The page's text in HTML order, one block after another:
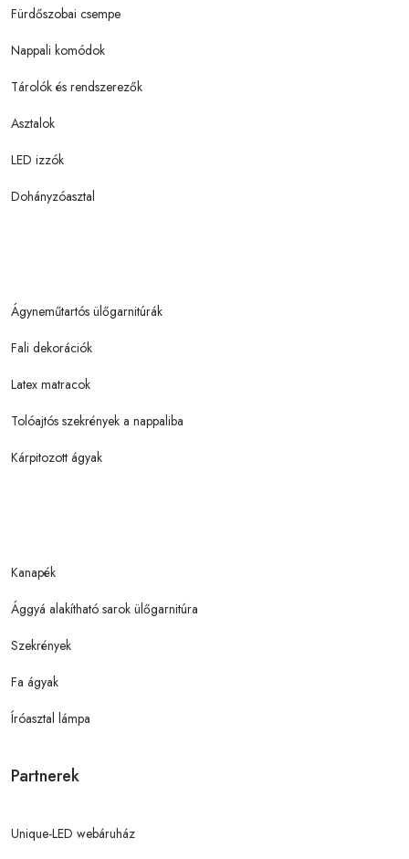
Fürdőszobai csempe
Nappali komódok
Tárolók és rendszerezők
Asztalok
LED izzók
Dohányzóasztal
Ágyneműtartós ülőgarnitúrák
Fali dekorációk
Latex matracok
Tolóajtós szekrények a nappaliba
Kárpitozott ágyak
Kanapék
Ággyá alakítható sarok ülőgarnitúra
Szekrények
Fa ágyak
Íróasztal lámpa
Partnerek
Unique-LED webáruház